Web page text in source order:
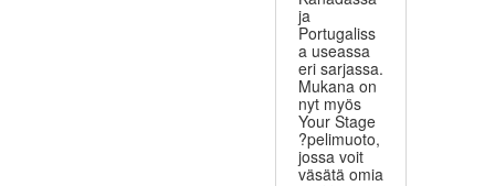
ja
Portugaliss
a useassa
eri sarjassa.
Mukana on
nyt myös
Your Stage
?pelimuoto,
jossa voit
väsätä omia